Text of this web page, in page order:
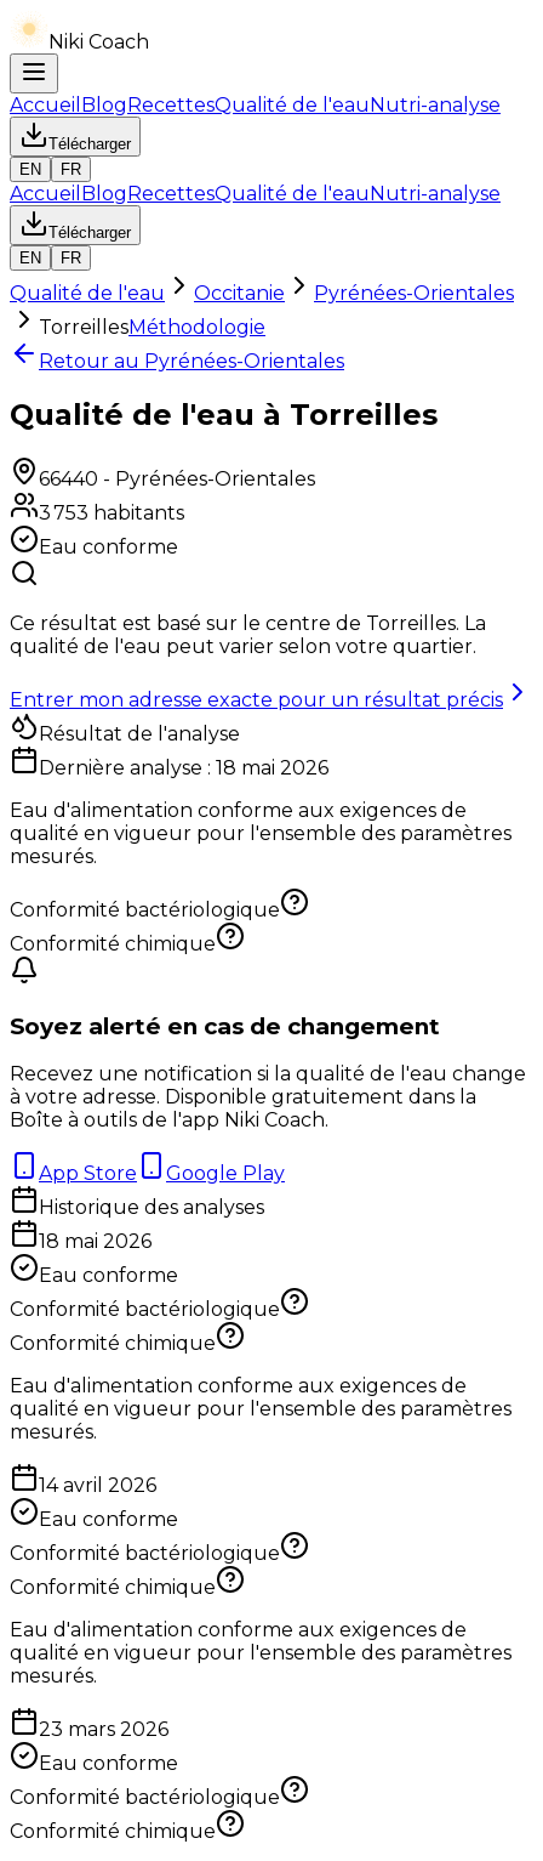
Niki Coach
Accueil BlogRecettesQualité de l'eauNutri-analyse
Télécharger
EN
FR
Accueil BlogRecettesQualité de l'eauNutri-analyse
Télécharger
EN
FR
Qualité de l'eau Occitanie
Pyrénées-Orientales
TorreillesMéthodologie
Retour au Pyrénées-Orientales
Qualité de l'eau à Torreilles
66440 - Pyrénées-Orientales
3 753 habitants
Eau conforme
Ce résultat est basé sur le centre de Torreilles. La
qualité de l'eau peut varier selon votre quartier.
Entrer mon adresse exacte pour un résultat précis
Résultat de l'analyse
Dernière analyse : 18 mai 2026
Eau d'alimentation conforme aux exigences de
qualité en vigueur pour l'ensemble des paramètres
mesurés.
Conformité bactériologique
Conformité chimique
Soyez alerté en cas de changement
Recevez une notification si la qualité de l'eau change
à votre adresse. Disponible gratuitement dans la
Boîte à outils de l'app Niki Coach.
App Store
Google Play
Historique des analyses
18 mai 2026
Eau conforme
Conformité bactériologique
Conformité chimique
Eau d'alimentation conforme aux exigences de
qualité en vigueur pour l'ensemble des paramètres
mesurés.
14 avril 2026
Eau conforme
Conformité bactériologique
Conformité chimique
Eau d'alimentation conforme aux exigences de
qualité en vigueur pour l'ensemble des paramètres
mesurés.
23 mars 2026
Eau conforme
Conformité bactériologique
Conformité chimique